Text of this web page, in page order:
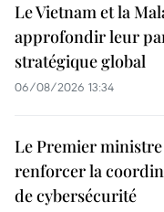
Le Vietnam et la
approfondir leur
stratégique global
06/08/2026 13:34
Le Premier
renforcer la
de cybersécurité